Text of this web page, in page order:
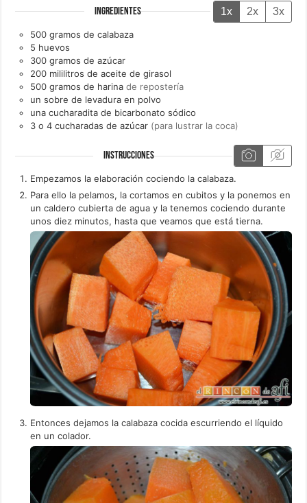
INGREDIENTES 1x 2x 3x
500 gramos de calabaza
5 huevos
300 gramos de azúcar
200 mililitros de aceite de girasol
500 gramos de harina de repostería
un sobre de levadura en polvo
una cucharadita de bicarbonato sódico
3 o 4 cucharadas de azúcar (para lustrar la coca)
INSTRUCCIONES
Empezamos la elaboración cociendo la calabaza.
Para ello la pelamos, la cortamos en cubitos y la ponemos en
un caldero cubierta de agua y la tenemos cociendo durante
unos diez minutos, hasta que veamos que está tierna.
Entonces dejamos la calabaza cocida escurriendo el líquido
en un colador.